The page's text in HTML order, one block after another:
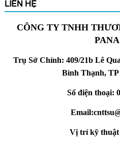
LIÊN HỆ
CÔNG TY TNHH
Trụ Sở Chính: 409/21b Lê
Bình Thạnh,
Số điện thoại:
Vị trí kỹ thuật